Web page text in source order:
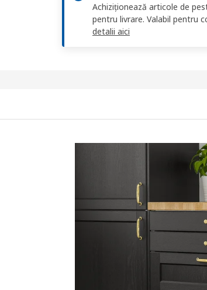
Achiziționează articole de
pentru livrare. Valabil pentru
detalii aici